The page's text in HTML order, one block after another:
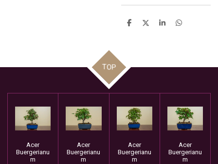
D
D
S
D
TOP
Acer
Buergerianu
m
Acer
Buergerianu
m
Acer
Buergerianu
m
Acer
Buergerianu
m